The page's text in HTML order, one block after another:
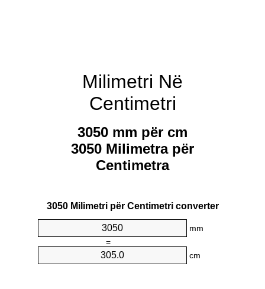
Milimetri Në
Centimetri
3050 mm për cm
3050 Milimetra për
Centimetra
3050 Milimetri për Centimetri converter
mm
=
cm